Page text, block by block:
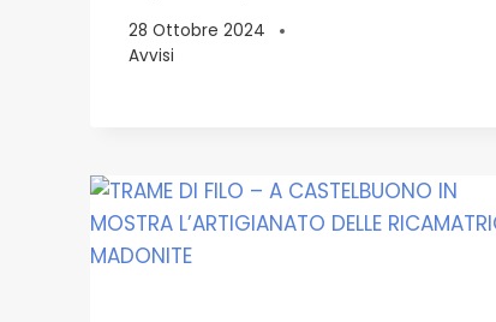
28 Ottobre 2024
Avvisi